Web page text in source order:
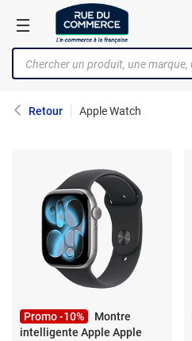
Retour Apple Watch
Promo -10%
Montre
intelligente Apple Apple